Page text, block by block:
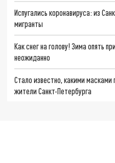
Испугались коронавируса: из
мигранты
Как снег на голову! Зима опять
неожиданно
Стало известно, какими масками
жители Санкт-Петербурга